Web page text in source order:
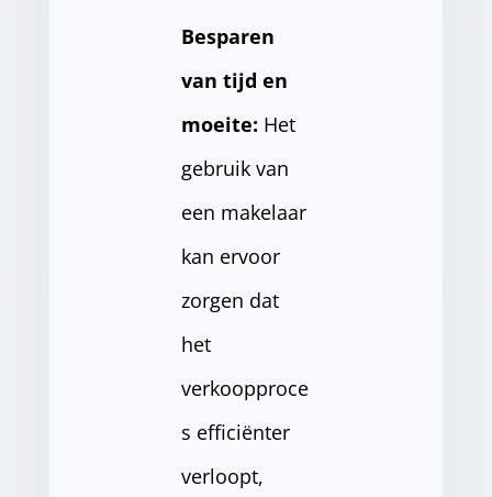
Besparen
van tijd en
moeite: Het
gebruik van
een makelaar
kan ervoor
zorgen dat
het
verkoopproce
s efficiënter
verloopt,